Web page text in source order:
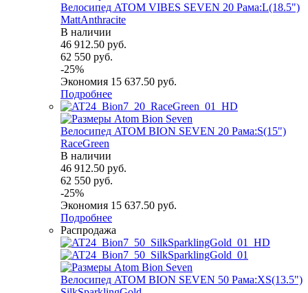
Велосипед ATOM VIBES SEVEN 20 Рама:L(18.5")
MattAnthracite
В наличии
46 912.50 руб.
62 550 руб.
-25%
Экономия 15 637.50 руб.
Подробнее
Велосипед ATOM BION SEVEN 20 Рама:S(15")
RaceGreen
В наличии
46 912.50 руб.
62 550 руб.
-25%
Экономия 15 637.50 руб.
Подробнее
Распродажа
Велосипед ATOM BION SEVEN 50 Рама:XS(13.5")